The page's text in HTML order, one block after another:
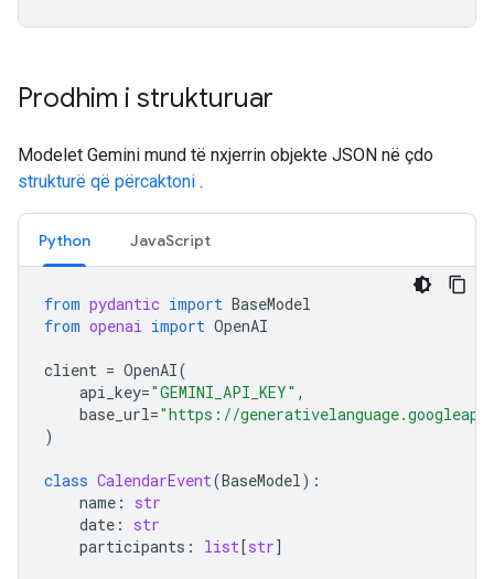
Prodhim i strukturuar
Modelet Gemini mund të nxjerrin objekte JSON në çdo
strukturë që përcaktoni .
Python JavaScript
from pydantic import BaseModel
from openai import OpenAI
client = OpenAI(
api_key="GEMINI_API_KEY" ,
base_url="https://
)
class CalendarEvent(BaseModel):
name :
str
date :
str
participants : list[str]